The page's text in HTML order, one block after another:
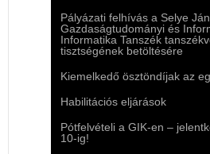
Pályázati felhívás a Selye
Gazdaságtudományi és
Informatika Tanszék
tisztségének betöltésére
Kiemelkedő ösztöndíjak az
Habilitációs eljárások
Pótfelvételi a GIK-en –
10-ig!